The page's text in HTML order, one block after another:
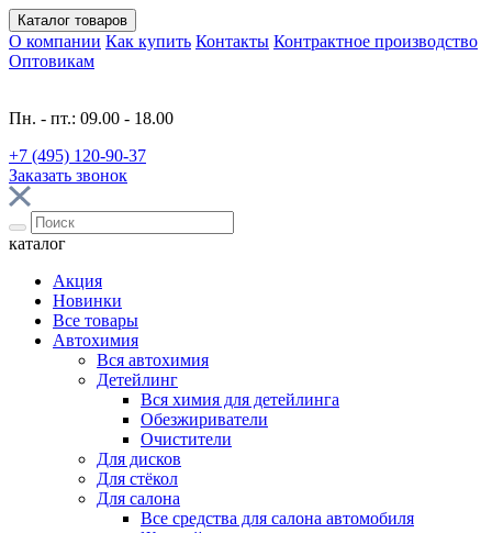
Каталог товаров
О компании Как купить Контакты Контрактное производство
Оптовикам
Пн. - пт.: 09.00 - 18.00
+7 (495) 120-90-37
Заказать звонок
каталог
Акция
Новинки
Все товары
Автохимия
Вся автохимия
Детейлинг
Вся химия для детейлинга
Обезжириватели
Очистители
Для дисков
Для стёкол
Для салона
Все средства для салона автомобиля